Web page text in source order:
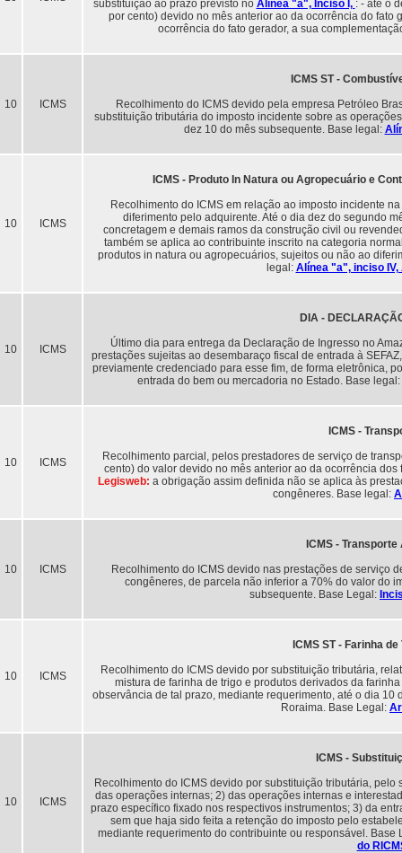
substituição ao prazo previsto no Alínea "a", Inciso I, : - até o
por cento) devido no mês anterior ao da ocorrência do
ocorrência do fato gerador, a sua
10 ICMS
ICMS ST -
Recolhimento do ICMS devido pela empresa Petróleo
substituição tributária do imposto incidente sobre as
dez 10 do mês subsequente. Base legal:
10 ICMS
ICMS - Produto In Natura ou Agropecuário e
Recolhimento do ICMS em relação ao imposto incidente
diferimento pelo adquirente. Até o dia dez do segundo
concretagem e demais ramos da construção civil ou
também se aplica ao contribuinte inscrito na categoria
produtos in natura ou agropecuários, sujeitos ou não ao
legal: Alínea "a", inciso IV,
10 ICMS
DIA -
Último dia para entrega da Declaração de Ingresso no
prestações sujeitas ao desembaraço fiscal de entrada à
previamente credenciado para esse fim, de forma eletrônica,
entrada do bem ou mercadoria no Estado. Base legal:
10 ICMS
ICMS -
Recolhimento parcial, pelos prestadores de serviço de
cento) do valor devido no mês anterior ao da ocorrência
Legisweb: a obrigação assim definida não se aplica às
congêneres. Base legal:
10 ICMS
ICMS -
Recolhimento do ICMS devido nas prestações de serviço
congêneres, de parcela não inferior a 70% do valor do
subsequente. Base Legal:
10 ICMS
ICMS ST - Farinha
Recolhimento do ICMS devido por substituição tributária,
mistura de farinha de trigo e produtos derivados da
observância de tal prazo, mediante requerimento, até o dia
Roraima. Base Legal:
10 ICMS
ICMS -
Recolhimento do ICMS devido por substituição tributária,
das operações internas; 2) das operações internas e
prazo específico fixado nos respectivos instrumentos; 3) da
sem que haja sido feita a retenção do imposto pelo
mediante requerimento do contribuinte ou responsável. Base
do